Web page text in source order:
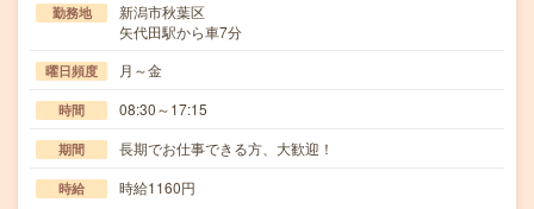
勤務地
新潟市秋葉区
矢代田駅から車7分
曜日頻度 月～金
時間 08:30～17:15
期間 長期でお仕事できる方、大歓迎！
時給 時給1160円